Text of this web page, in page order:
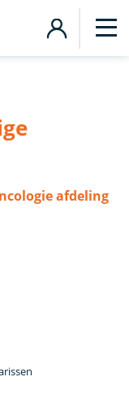
afdeling